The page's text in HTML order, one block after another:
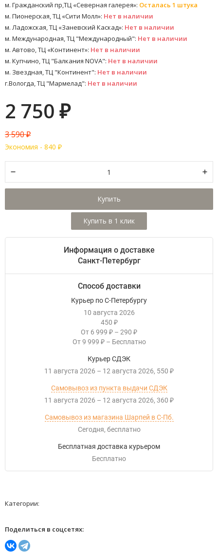
м. Гражданский пр,ТЦ «Северная галерея»: Осталась 1 штука
м. Пионерская, ТЦ «Сити Молл»: Нет в наличии
м. Ладожская, ТЦ «Заневский Каскад»: Нет в наличии
м. Международная, ТЦ "Международный": Нет в наличии
м. Автово, ТЦ «Континент»: Нет в наличии
м. Купчино, ТЦ "Балкания NOVA": Нет в наличии
м. Звездная, ТЦ "Континент": Нет в наличии
г.Вологда, ТЦ "Мармелад": Нет в наличии
2 750 ₽
3 590₽
Экономия - 840 ₽
Купить
Информация о доставке
Санкт-Петербург
Способ доставки
Курьер по С-Петербургу
10 августа 2026
450 ₽
От 6 999 ₽ – 290 ₽
От 9 999 ₽ – Бесплатно
Курьер СДЭК
11 августа 2026 – 12 августа 2026 550 ₽
Самовывоз из пункта выдачи СДЭК
11 августа 2026 – 12 августа 2026 360 ₽
Самовывоз из магазина Шарпей в С-Пб.
Сегодня
Бесплатно
Бесплатная доставка курьером
Бесплатно
Категории:
Поделиться в соцсетях: